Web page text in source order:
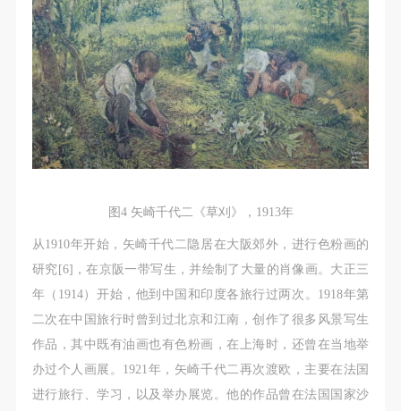
图4 矢崎千代二《草刈》，1913年
从1910年开始，矢崎千代二隐居在大阪郊外，进行色粉画的
研究[6]，在京阪一带写生，并绘制了大量的肖像画。大正三
年（1914）开始，他到中国和印度各旅行过两次。1918年第
二次在中国旅行时曾到过北京和江南，创作了很多风景写生
作品，其中既有油画也有色粉画，在上海时，还曾在当地举
办过个人画展。1921年，矢崎千代二再次渡欧，主要在法国
进行旅行、学习，以及举办展览。他的作品曾在法国国家沙